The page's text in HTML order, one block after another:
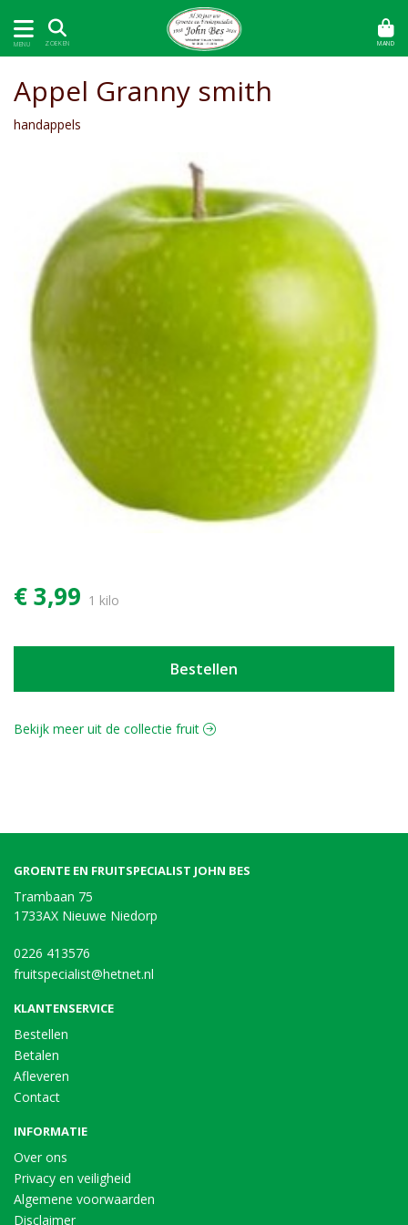
MENU ZOEKEN MAND
Appel Granny smith
handappels
€ 3,99 1 kilo
Bestellen
Bekijk meer uit de collectie fruit
GROENTE EN FRUITSPECIALIST JOHN BES
Trambaan 75
1733AX Nieuwe Niedorp
0226 413576
fruitspecialist@hetnet.nl
KLANTENSERVICE
Bestellen
Betalen
Afleveren
Contact
INFORMATIE
Over ons
Privacy en veiligheid
Algemene voorwaarden
Disclaimer